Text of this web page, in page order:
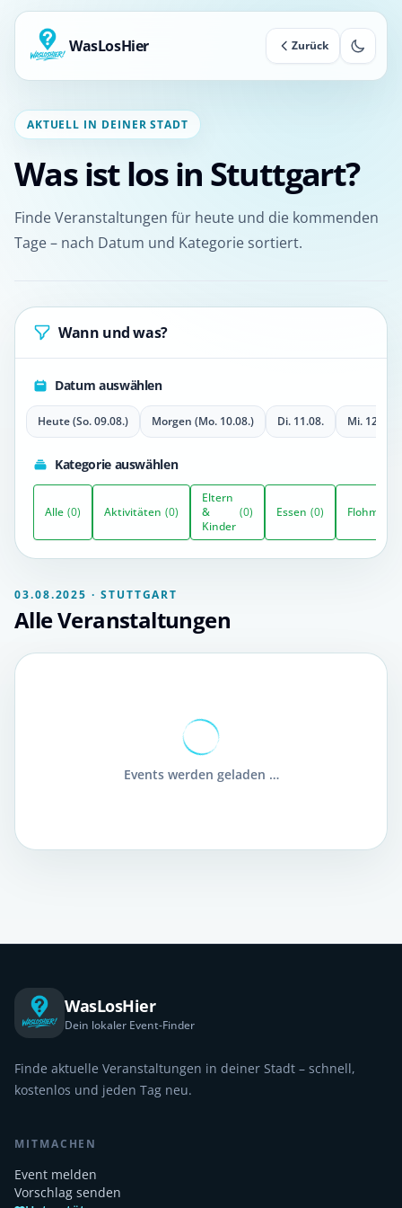
WasLosHier Zurück
AKTUELL IN DEINER STADT
Was ist los in Stuttgart?
Finde Veranstaltungen für heute und die kommenden
Tage – nach Datum und Kategorie sortiert.
Wann und was?
Datum auswählen
Heute (So. 09.08.) Morgen (Mo. 10.08.) Di. 11.08. Mi. 12.08.
Kategorie auswählen
Alle (0) Aktivitäten (0)
Eltern
&
Kinder
(0) Essen (0) Flohmarkt
03.08.2025 · STUTTGART
Alle Veranstaltungen
Events werden geladen …
WasLosHier
Dein lokaler Event-Finder
Finde aktuelle Veranstaltungen in deiner Stadt – schnell,
kostenlos und jeden Tag neu.
MITMACHEN
Event melden
Vorschlag senden